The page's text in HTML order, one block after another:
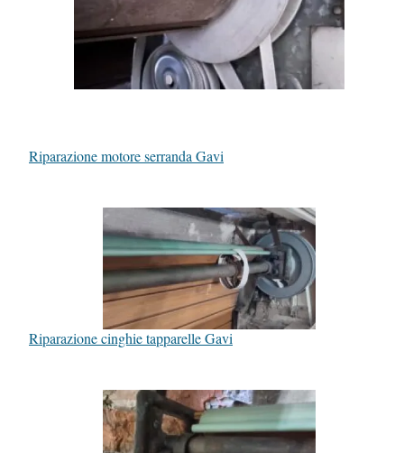
Riparazione motore serranda Gavi
Riparazione cinghie tapparelle Gavi